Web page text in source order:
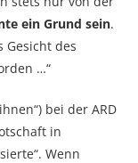
ein Grund sein.
Gesicht des
…“
bei der ARD
in
Wenn